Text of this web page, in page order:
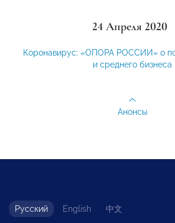
24 Апреля 2020
Коронавирус: «ОПОРА РОССИИ» о
и среднего бизнеса
Анонсы
Русский English 中文